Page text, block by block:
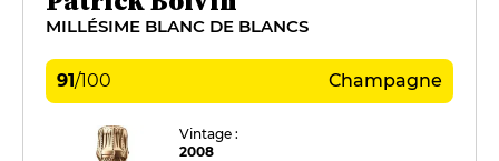
MILLÉSIME BLANC DE BLANCS
91/100 Champagne
Vintage :
2008